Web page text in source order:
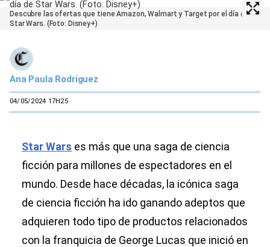
Descubre las ofertas que tiene Amazon, Walmart y Target por el día de
Star Wars. (Foto: Disney+)
Ana Paula Rodríguez
04/05/2024 17H25
Star Wars es más que una saga de ciencia
ficción para millones de espectadores en el
mundo. Desde hace décadas, la icónica saga
de ciencia ficción ha ido ganando adeptos que
adquieren todo tipo de productos relacionados
con la franquicia de George Lucas que inició en